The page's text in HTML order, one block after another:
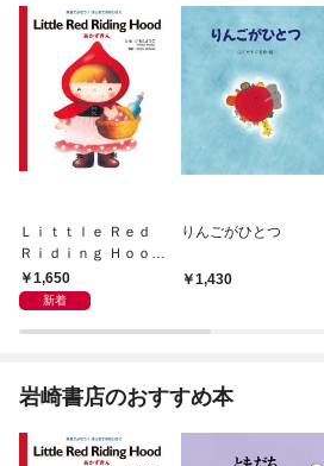
Ｌｉｔｔｌｅ Ｒｅｄ
Ｒｉｄｉｎｇ Ｈｏｏｄ
あかずきん
1,650
新着
りんごがひとつ
1,430
岩崎書店のおすすめ本